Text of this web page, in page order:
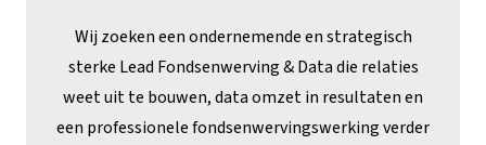
Wij zoeken een ondernemende en strategisch
sterke Lead Fondsenwerving & Data die relaties
weet uit te bouwen, data omzet in resultaten en
een professionele fondsenwervingswerking verder